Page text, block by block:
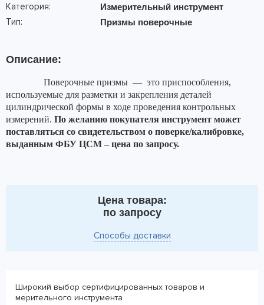
Категория: Измерительный инструмент
Тип: Призмы поверочные
Описание:
Поверочные призмы — это приспособления,
используемые для разметки и закрепления деталей
цилиндрической формы в ходе проведения контрольных
измерений. По желанию покупателя инструмент может
поставляться со свидетельством о поверке/калибровке,
выданным ФБУ ЦСМ – цена по запросу.
Цена товара:
по запросу
Способы доставки
Широкий выбор сертифицированных товаров и
мерительного инструмента